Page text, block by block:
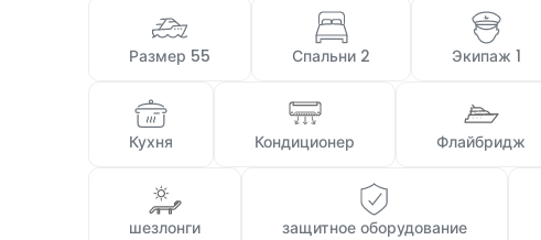
Размер 55 Спальни 2 Экипаж 1
Кухня Кондиционер Флайбридж
шезлонги защитное оборудование